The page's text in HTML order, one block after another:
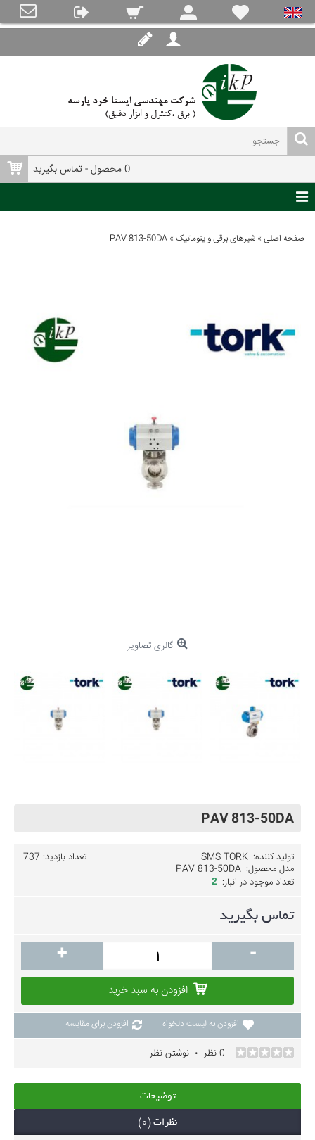
0 محصول - تماس بگیرید
صفحه اصلی » شیرهای برقی و پنوماتیک »
PAV 813-50DA
گالری تصاویر
PAV 813-50DA
تعداد بازدید: 737 تولید کننده: SMS TORK
مدل محصول: PAV 813-50DA
تعداد موجود در انبار: 2
تماس بگیرید
-
+
افزودن به سبد خرید
افزودن به لیست دلخواه افزودن برای مقایسه
0 نظر • نوشتن نظر
توضیحات
نظرات (0)